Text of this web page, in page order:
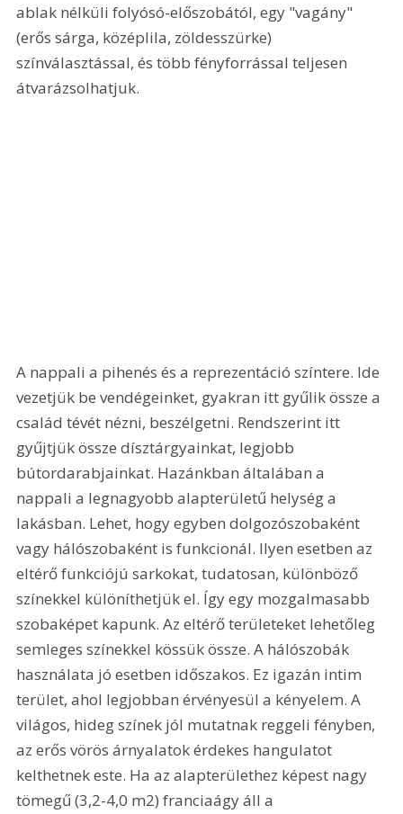
ablak nélküli folyósó-előszobától, egy "vagány"
(erős sárga, középlila, zöldesszürke)
színválasztással, és több fényforrással teljesen
átvarázsolhatjuk.
A nappali a pihenés és a reprezentáció színtere. Ide
vezetjük be vendégeinket, gyakran itt gyűlik össze a
család tévét nézni, beszélgetni. Rendszerint itt
gyűjtjük össze dísztárgyainkat, legjobb
bútordarabjainkat. Hazánkban általában a
nappali a legnagyobb alapterületű helység a
lakásban. Lehet, hogy egyben dolgozószobaként
vagy hálószobaként is funkcionál. Ilyen esetben az
eltérő funkciójú sarkokat, tudatosan, különböző
színekkel különíthetjük el. Így egy mozgalmasabb
szobaképet kapunk. Az eltérő területeket lehetőleg
semleges színekkel kössük össze. A hálószobák
használata jó esetben időszakos. Ez igazán intim
terület, ahol legjobban érvényesül a kényelem. A
világos, hideg színek jól mutatnak reggeli fényben,
az erős vörös árnyalatok érdekes hangulatot
kelthetnek este. Ha az alapterülethez képest nagy
tömegű (3,2-4,0 m2) franciaágy áll a